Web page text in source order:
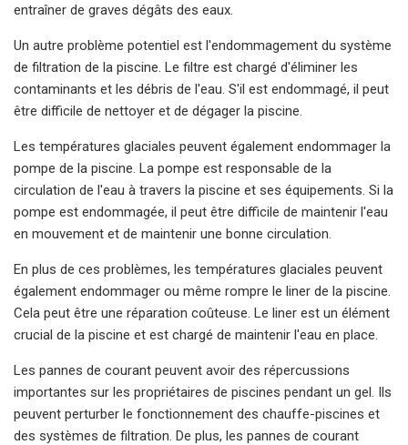
entraîner de graves dégâts des eaux.
Un autre problème potentiel est l'endommagement du système
de filtration de la piscine. Le filtre est chargé d'éliminer les
contaminants et les débris de l'eau. S'il est endommagé, il peut
être difficile de nettoyer et de dégager la piscine.
Les températures glaciales peuvent également endommager la
pompe de la piscine. La pompe est responsable de la
circulation de l'eau à travers la piscine et ses équipements. Si la
pompe est endommagée, il peut être difficile de maintenir l'eau
en mouvement et de maintenir une bonne circulation.
En plus de ces problèmes, les températures glaciales peuvent
également endommager ou même rompre le liner de la piscine.
Cela peut être une réparation coûteuse. Le liner est un élément
crucial de la piscine et est chargé de maintenir l'eau en place.
Les pannes de courant peuvent avoir des répercussions
importantes sur les propriétaires de piscines pendant un gel. Ils
peuvent perturber le fonctionnement des chauffe-piscines et
des systèmes de filtration. De plus, les pannes de courant